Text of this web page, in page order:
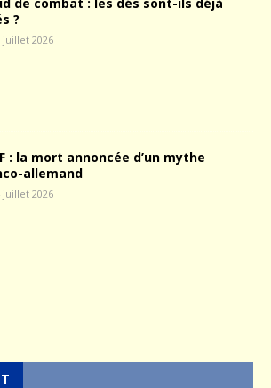
?
juillet 2026
: la mort annoncée d’un mythe
allemand
juillet 2026